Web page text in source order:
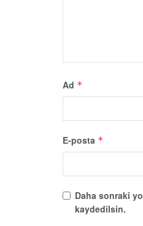
Ad *
E-posta *
Daha sonraki
kaydedilsin.